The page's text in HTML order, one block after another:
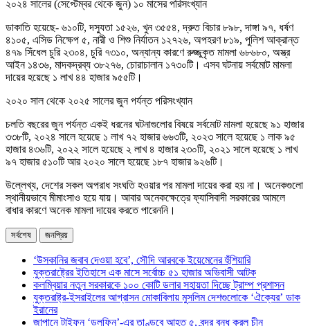
২০২৪ সালের (সেপ্টেম্বর থেকে জুন) ১০ মাসের পরিসংখ্যান
ডাকাতি হয়েছে- ৬১০টি, দস্যুতা ১৫২৬, খুন ৩৫৫৪, দ্রুত বিচার ৮৯৮, দাঙ্গা ৯৭, ধর্ষণ
৪১০৫, এসিড নিক্ষেপ ৫, নারী ও শিশু নির্যাতন ১২৭২৬, অপহরণ ৮১৯, পুলিশ আক্রান্ত
৪৭৯ সিঁধেল চুরি ২৩০৪, চুরি ৭৩১০, অন্যান্য কারণে রুজ্জুকৃত মামলা ৬৮৬৮০, অস্ত্র
আইন ১৪৩৬, মাদকদ্রব্য ৩৮২৭৬, চোরাচালান ১৭৩০টি। এসব ঘটনায় সর্বমোট মামলা
দায়ের হয়েছে ১ লাখ ৪৪ হাজার ৯৫৫টি।
২০২০ সাল থেকে ২০২৫ সালের জুন পর্যন্ত পরিসংখ্যান
চলতি বছরের জুন পর্যন্ত একই ধরনের ঘটনাগুলোর বিষয়ে সর্বমোট মামলা হয়েছে ৯১ হাজার
৩৩৮টি, ২০২৪ সালে হয়েছে ১ লাখ ৭২ হাজার ৬৬৩টি, ২০২৩ সালে হয়েছে ১ লাক ৯৫
হাজার ৪৩৬টি, ২০২২ সালে হয়েছে ২ লাখ ৪ হাজার ২৩০টি, ২০২১ সালে হয়েছে ১ লাখ
৯৭ হাজার ৫১০টি আর ২০২০ সালে হয়েছে ১৮৭ হাজার ৯২৬টি।
উল্লেখ্য, দেশের সকল অপরাধ সংঘতি হওয়ার পর মামলা দায়ের করা হয় না। অনেকগুলো
স্থানীয়ভাবে মীমাংসাও হয়ে যায়। আবার অনেকক্ষেত্রে ফ্যাসিবাদী সরকারের আমলে
বাধার কারণে অনেক মামলা দায়ের করতে পারেননি।
সর্বশেষ জনপ্রিয়
‘উসকানির জবাব দেওয়া হবে’, সৌদি আরবকে ইয়েমেনের হুঁশিয়ারি
যুক্তরাষ্ট্রের ইতিহাসে এক মাসে সর্বোচ্চ ৫১ হাজার অভিবাসী আটক
কলম্বিয়ার নতুন সরকারকে ১০০ কোটি ডলার সহায়তা দিচ্ছে ট্রাম্প প্রশাসন
যুক্তরাষ্ট্র-ইসরাইলের আগ্রাসন মোকাবিলায় মুসলিম দেশগুলোকে ‘ঐক্যের’ ডাক
ইরানের
জাপানে টাইফুন ‘ডলফিন’-এর তাণ্ডবে আহত ৫, বন্দর বন্ধ করল চীন